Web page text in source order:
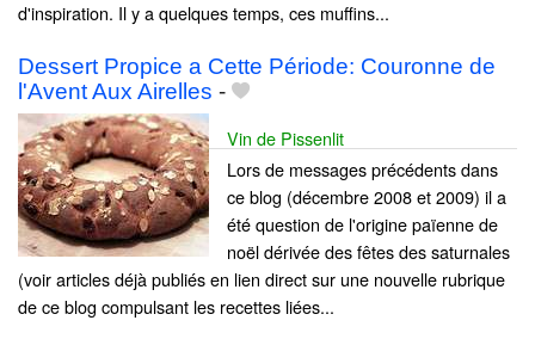
d'inspiration. Il y a quelques temps, ces muffins...
Dessert Propice a Cette Période: Couronne de
l'Avent Aux Airelles -
Vin de Pissenlit
Lors de messages précédents dans
ce blog (décembre 2008 et 2009) il a
été question de l'origine païenne de
noël dérivée des fêtes des saturnales
(voir articles déjà publiés en lien direct sur une nouvelle rubrique
de ce blog compulsant les recettes liées...